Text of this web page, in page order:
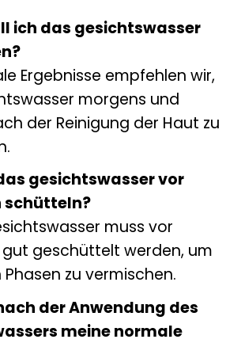
ich das gesichtswasser
Ergebnisse empfehlen wir,
morgens und
der Reinigung der Haut zu
gesichtswasser vor
schütteln?
muss vor
geschüttelt werden, um
zu vermischen.
der Anwendung des
meine normale